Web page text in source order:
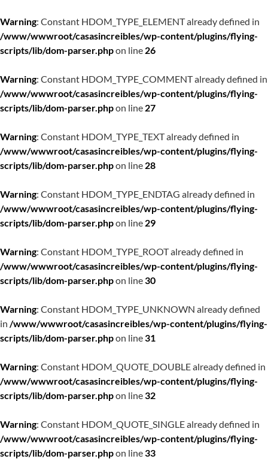
Warning: Constant HDOM_TYPE_ELEMENT already defined in
/www/wwwroot/casasincreibles/wp-content/plugins/flying-
scripts/lib/dom-parser.phpon line 26
Warning: Constant HDOM_TYPE_COMMENT already defined in
/www/wwwroot/casasincreibles/wp-content/plugins/flying-
scripts/lib/dom-parser.phpon line 27
Warning: Constant HDOM_TYPE_TEXT already defined in
/www/wwwroot/casasincreibles/wp-content/plugins/flying-
scripts/lib/dom-parser.phpon line 28
Warning: Constant HDOM_TYPE_ENDTAG already defined in
/www/wwwroot/casasincreibles/wp-content/plugins/flying-
scripts/lib/dom-parser.phpon line 29
Warning: Constant HDOM_TYPE_ROOT already defined in
/www/wwwroot/casasincreibles/wp-content/plugins/flying-
scripts/lib/dom-parser.phpon line30
Warning: Constant HDOM_TYPE_UNKNOWN already defined
in /www/wwwroot/casasincreibles/wp-content/plugins/flying-
scripts/lib/dom-parser.phpon line31
Warning: Constant HDOM_QUOTE_DOUBLE already defined in
/www/wwwroot/casasincreibles/wp-content/plugins/flying-
scripts/lib/dom-parser.phpon line32
Warning: Constant HDOM_QUOTE_SINGLE already defined in
/www/wwwroot/casasincreibles/wp-content/plugins/flying-
scripts/lib/dom-parser.phpon line33